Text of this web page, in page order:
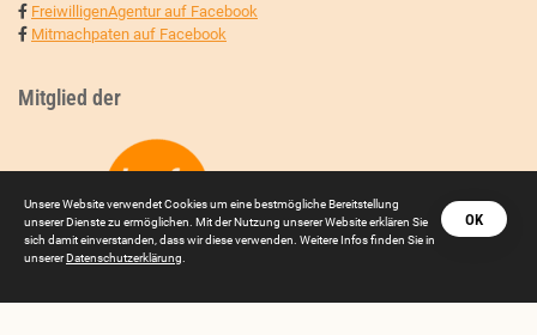
FreiwilligenAgentur auf Facebook
Mitmachpaten auf Facebook
Mitglied der
OK
Unsere Website verwendet Cookies um eine bestmögliche Bereitstellung
unserer Dienste zu ermöglichen. Mit der Nutzung unserer Website erklären Sie
sich damit einverstanden, dass wir diese verwenden. Weitere Infos finden Sie in
unsererDatenschutzerklärung